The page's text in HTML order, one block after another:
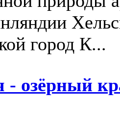
город К...
озёрный